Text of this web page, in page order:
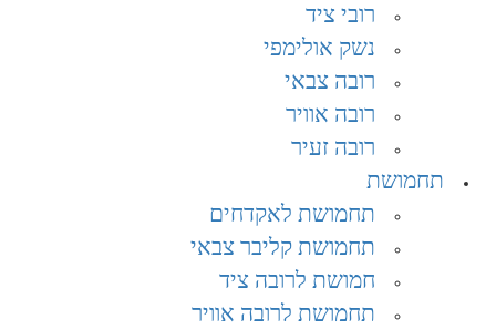
רובי ציד
נשק אולימפי
רובה צבאי
רובה אוויר
רובה זעיר
תחמושת
תחמושת לאקדחים
תחמושת קליבר צבאי
חמושת לרובה ציד
תחמושת לרובה אוויר